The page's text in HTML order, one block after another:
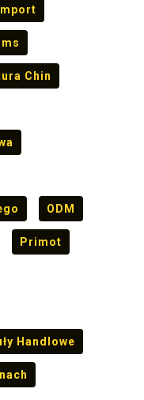
Chin
ODM
Primot
Handlowe